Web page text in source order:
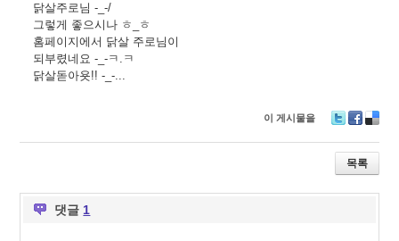
닭살주로님 -_-/
그렇게 좋으시나 ㅎ_ㅎ
홈페이지에서 닭살 주로님이
되부렸네요 -_-ㅋ.ㅋ
닭살돋아욧!! -_-...
이 게시물을
wi
er
ac
e
b
eli
ci
o
목록
댓글 1